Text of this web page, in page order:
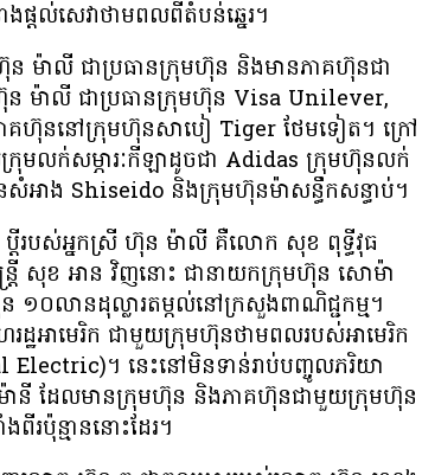
ដល់​សេវា​ថាមពល​ពី​តំបន់​ឆ្នេរ។
ន ម៉ាលី ជា​ប្រធាន​ក្រុមហ៊ុន និង​មាន​ភាគហ៊ុន​ជា​
ន ម៉ាលី ជា​ប្រធាន​ក្រុមហ៊ុន Visa Unilever,
គហ៊ុន​នៅ​ក្រុមហ៊ុន​សាបៀ Tiger ថែម​ទៀត។ ក្រៅ​
រុម​លក់​សម្ភារៈ​កីឡា​ដូចជា Adidas ក្រុមហ៊ុន​លក់​
សំអាង Shiseido និង​ក្រុមហ៊ុន​ម៉ា​សន្ធឹកសន្ធាប់។
ប្តី​របស់​អ្នកស្រី ហ៊ុន ម៉ាលី គឺ​លោក សុខ ពុទ្ធីវុធ
រី សុខ អាន វិញ​នោះ ជា​នាយក​ក្រុមហ៊ុន សោម៉ា
១០​លាន​ដុល្លារ​តម្កល់​នៅ​ក្រសួង​ពាណិជ្ជកម្ម។
ឋអាមេរិក ជាមួយ​ក្រុមហ៊ុន​ថាមពល​របស់​អាមេរិក
។ នេះ​នៅ​មិន​ទាន់​រាប់​បញ្ចូល​ភរិយា​
ដែល​មាន​ក្រុមហ៊ុន និង​ភាគហ៊ុន​ជាមួយ​ក្រុមហ៊ុន​
រ​ប៉ុន្មាន​នោះ​ដែរ។